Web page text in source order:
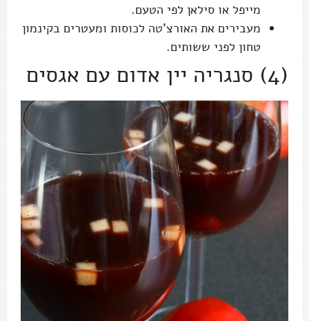
מייפל או סילאן לפי הטעם.
מעבירים את האורצ'טה לכוסות ומעטרים בקינמון
טחון לפני ששותים.
(4) סנגריה יין אדום עם אגסים